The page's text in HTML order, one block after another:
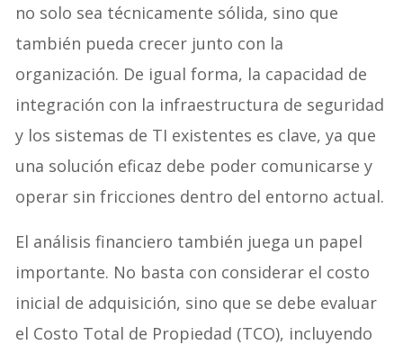
no solo sea técnicamente sólida, sino que
también pueda crecer junto con la
organización. De igual forma, la capacidad de
integración con la infraestructura de seguridad
y los sistemas de TI existentes es clave, ya que
una solución eficaz debe poder comunicarse y
operar sin fricciones dentro del entorno actual.
El análisis financiero también juega un papel
importante. No basta con considerar el costo
inicial de adquisición, sino que se debe evaluar
el Costo Total de Propiedad (TCO), incluyendo